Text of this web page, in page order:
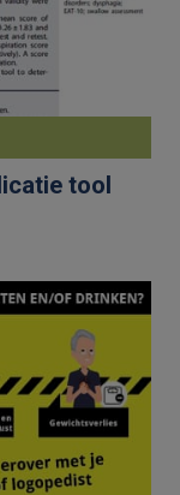
tool